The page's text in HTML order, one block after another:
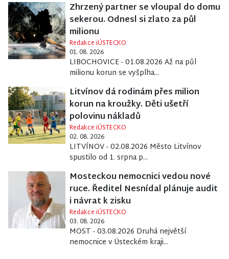
Zhrzený partner se vloupal do domu
sekerou. Odnesl si zlato za půl
milionu
Redakce iÚSTECKO
01. 08. 2026
LIBOCHOVICE - 01.08.2026 Až na půl
milionu korun se vyšplha...
Litvínov dá rodinám přes milion
korun na kroužky. Děti ušetří
polovinu nákladů
Redakce iÚSTECKO
02. 08. 2026
LITVÍNOV - 02.08.2026 Město Litvínov
spustilo od 1. srpna p...
Mosteckou nemocnici vedou nové
ruce. Ředitel Nesnídal plánuje audit
i návrat k zisku
Redakce iÚSTECKO
03. 08. 2026
MOST - 03.08.2026 Druhá největší
nemocnice v Ústeckém kraji...